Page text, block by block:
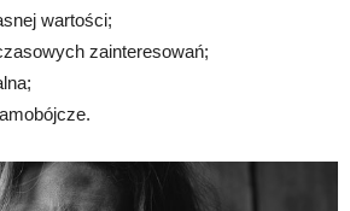
wartości;
zainteresowań;